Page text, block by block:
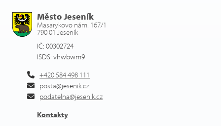
Město Jeseník
Masarykovo nám. 167/1
790 01 Jeseník
IČ: 00302724
ISDS: vhwbwm9
+420 584 498 111
posta@jesenik.cz
podatelna@jesenik.cz
Kontakty